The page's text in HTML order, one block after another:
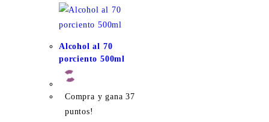
Alcohol al 70
porciento 500ml
Compra y gana 37
puntos!